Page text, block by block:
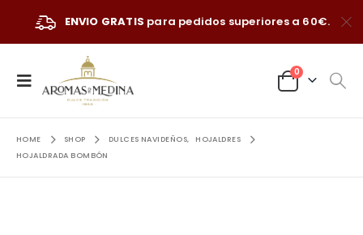
ENVIO GRATIS para pedidos superiores a 60€.
0
HOME SHOP DULCES NAVIDEÑOS,
HOJALDRES
HOJALDRADA BOMBÓN